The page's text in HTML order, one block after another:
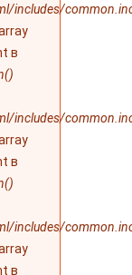
includes/
в
includes/
в
includes/
в